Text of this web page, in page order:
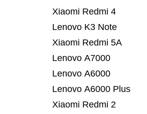
Xiaomi Redmi 2
Lenovo A6000 Plus
Lenovo A6000
Lenovo A7000
Xiaomi Redmi 5A
Lenovo K3 Note
Xiaomi Redmi 4